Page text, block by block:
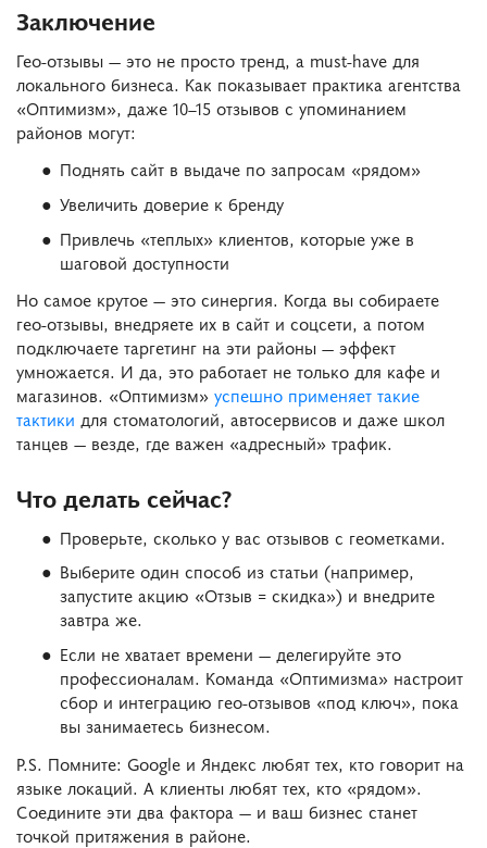
Заключение
Гео-отзывы — это не просто тренд, а must-have для
локального бизнеса. Как показывает практика агентства
«Оптимизм», даже 10–15 отзывов с упоминанием
районов могут:
Поднять сайт в выдаче по запросам «рядом»
Увеличить доверие к бренду
Привлечь «теплых» клиентов, которые уже в
шаговой доступности
Но самое крутое — это синергия. Когда вы собираете
гео-отзывы, внедряете их в сайт и соцсети, а потом
подключаете таргетинг на эти районы — эффект
умножается. И да, это работает не только для кафе и
магазинов. «Оптимизм» успешно применяет такие
тактики для стоматологий, автосервисов и даже школ
танцев — везде, где важен «адресный» трафик.
Что делать сейчас?
Проверьте, сколько у вас отзывов с геометками.
Выберите один способ из статьи (например,
запустите акцию «Отзыв = скидка») и внедрите
завтра же.
Если не хватает времени — делегируйте это
профессионалам. Команда «Оптимизма» настроит
сбор и интеграцию гео-отзывов «под ключ», пока
вы занимаетесь бизнесом.
P.S. Помните: Google и Яндекс любят тех, кто говорит на
языке локаций. А клиенты любят тех, кто «рядом».
Соедините эти два фактора — и ваш бизнес станет
точкой притяжения в районе.